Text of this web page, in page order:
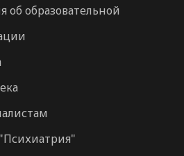
об образовательной